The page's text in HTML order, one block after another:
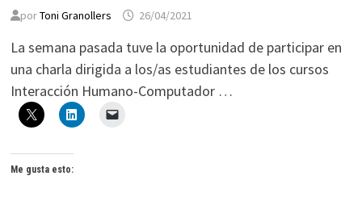
porToni Granollers 26/04/2021
La semana pasada tuve la oportunidad de participar en
una charla dirigida a los/as estudiantes de los cursos
Interacción Humano-Computador …
Me gusta esto: